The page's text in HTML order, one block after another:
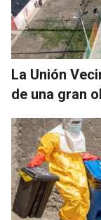
La Unión
de una gran